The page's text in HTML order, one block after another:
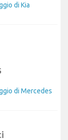
di Kia
di Mercedes